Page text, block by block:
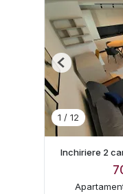
1 / 12
Previous
Inchiriere 2